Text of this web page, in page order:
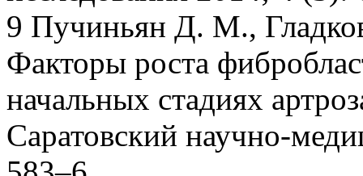
9 Пучиньян Д. М.,
Факторы роста
начальных стадиях
Саратовский научно-